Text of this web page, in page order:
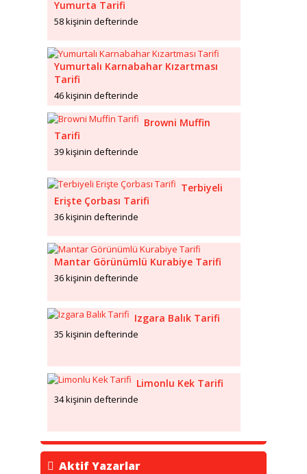
Yumurta Tarifi
58 kişinin defterinde
Yumurtalı Karnabahar Kızartması
Tarifi
46 kişinin defterinde
Browni Muffin
Tarifi
39 kişinin defterinde
Terbiyeli
Erişte Çorbası Tarifi
36 kişinin defterinde
Mantar Görünümlü Kurabiye Tarifi
36 kişinin defterinde
Izgara Balık Tarifi
35 kişinin defterinde
Limonlu Kek Tarifi
34 kişinin defterinde
Aktif Yazarlar